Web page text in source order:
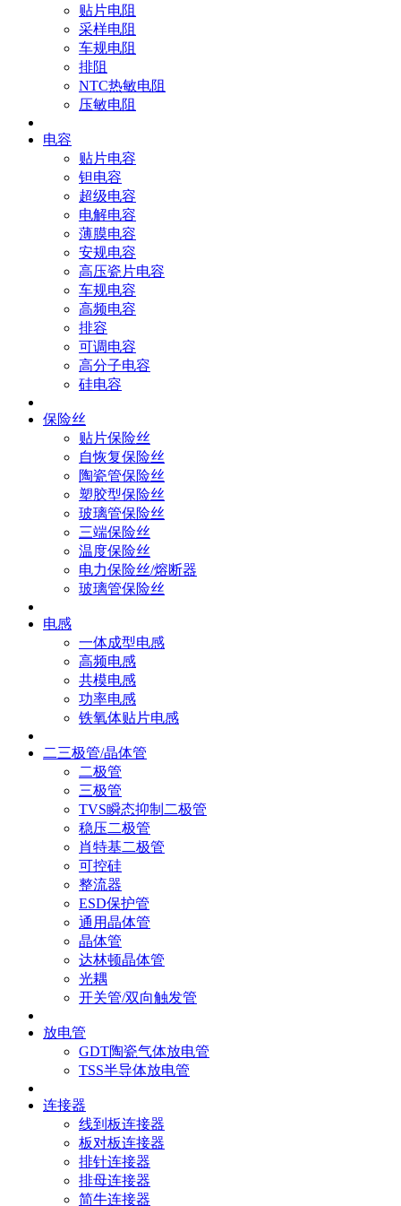
贴片电阻
采样电阻
车规电阻
排阻
NTC热敏电阻
压敏电阻
电容
贴片电容
钽电容
超级电容
电解电容
薄膜电容
安规电容
高压瓷片电容
车规电容
高频电容
排容
可调电容
高分子电容
硅电容
保险丝
贴片保险丝
自恢复保险丝
陶瓷管保险丝
塑胶型保险丝
玻璃管保险丝
三端保险丝
温度保险丝
电力保险丝/熔断器
玻璃管保险丝
电感
一体成型电感
高频电感
共模电感
功率电感
铁氧体贴片电感
二三极管/晶体管
二极管
三极管
TVS瞬态抑制二极管
稳压二极管
肖特基二极管
可控硅
整流器
ESD保护管
通用晶体管
晶体管
达林顿晶体管
光耦
开关管/双向触发管
放电管
GDT陶瓷气体放电管
TSS半导体放电管
连接器
线到板连接器
板对板连接器
排针连接器
排母连接器
简牛连接器